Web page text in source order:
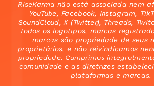
RiseKarma não está associada nem
YouTube, Facebook, Instagram,
SoundCloud, X (Twitter), Threads,
Todos os logotipos, marcas
marcas são propriedade de seus
proprietários, e não reivindicamos
propriedade. Cumprimos
comunidade e as diretrizes
plataformas e marcas.